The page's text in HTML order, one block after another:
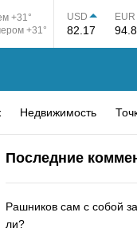
+31°
+31°
USD
82.17
EUR
Недвижимость
Последние
Рашников сам с собой
ли?